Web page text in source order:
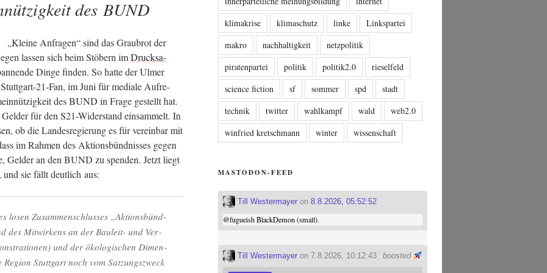
des BUND
„Klei­ne Anfra­gen“ sind das Grau­brot der
las­sen sich beim Stö­bern imDruck­sa­
Din­ge fin­den. So hat­te der Ulmer
21-Fan, im Juni für media­le Auf­re­
des BUND in Fra­ge gestellt hat.
für den S21-Wider­stand ein­sam­melt. In
ob die Lan­des­re­gie­rung es für ver­ein­bar mit
im Rah­men des Akti­ons­bünd­nis­ses gegen
Gel­der an den BUND zu spen­den. Jetzt liegt
und sie fällt deut­lich aus:
losen Zusam­men­schlus­ses „Akti­ons­bünd­
des Mit­wir­kens an der Bau­leit- und Ver­
und der öko­lo­gi­schen Dimen­
Stutt­gart noch vom Sat­zungs­zweck
klimakrise
klimaschutz linke
Linkspartei
makro
nachhaltigkeit
netzpolitik
piratenpartei
politik politik2.0
rieselfeld
science fiction
sf sommer spd
stadt
technik
twitter wahlkampf wald
web2.0
winfried kretschmann
winter wissenschaft
MASTODON-FEED
Till Westermayer on8.8.2026, 05:52:52
@fugueishBlackDemon (small).
boosted
Till Westermayer on 7.8.2026, 10:12:43